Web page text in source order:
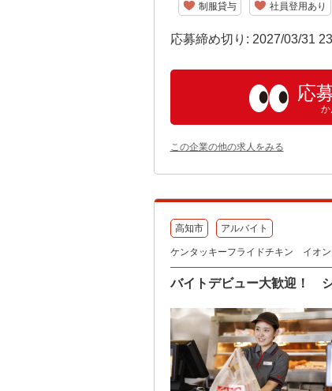
制服貸与 社員登用あり
応募締め切り: 2027/03/31
応
か
この企業の他の求人をみる
高知市 アルバイト
ケンタッキーフライドチキン イオン
バイトデビュー大歓迎！